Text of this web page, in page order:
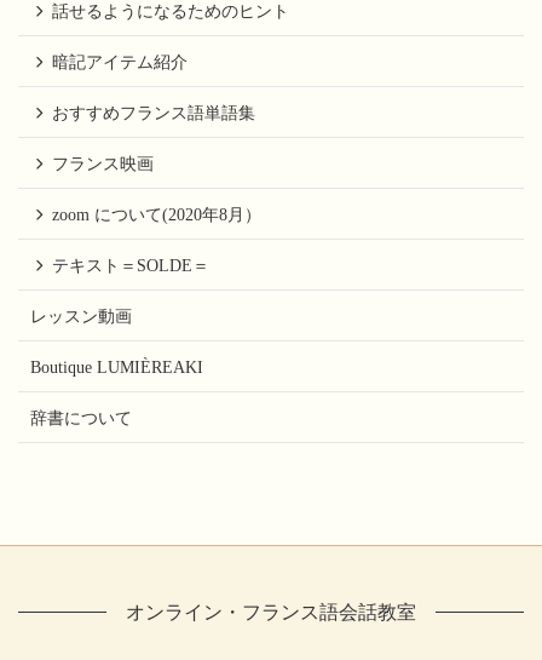
話せるようになるためのヒント
暗記アイテム紹介
おすすめフランス語単語集
フランス映画
zoom について(2020年8月）
テキスト＝SOLDE＝
レッスン動画
Boutique LUMIÈREAKI
辞書について
オンライン・フランス語会話教室